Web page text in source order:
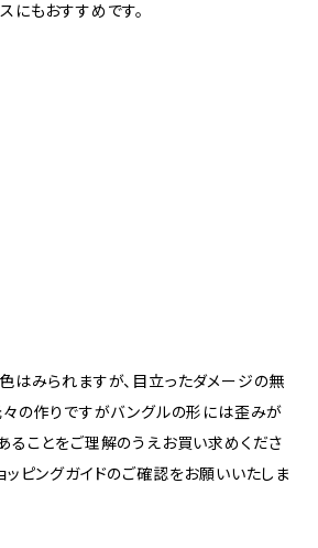
にもおすすめです。
はみられますが、目立ったダメージの無
の作りですがバングルの形には歪みが
ことをご理解のうえお買い求めくださ
ッピングガイドのご確認をお願いいたしま